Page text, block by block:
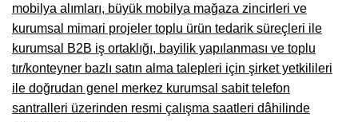
mobilya alımları, büyük mobilya mağaza zincirleri ve
kurumsal mimari projeler toplu ürün tedarik süreçleri ile
kurumsal B2B iş ortaklığı, bayilik yapılanması ve toplu
tır/konteyner bazlı satın alma talepleri için şirket yetkilileri
ile doğrudan genel merkez kurumsal sabit telefon
santralleri üzerinden resmi çalışma saatleri dâhilinde